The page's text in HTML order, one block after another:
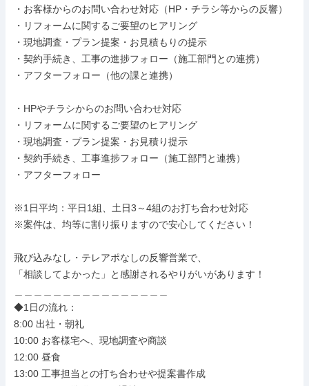
・お客様からのお問い合わせ対応（HP・チラシ等からの反響）
・リフォームに関するご要望のヒアリング
・現地調査・プラン提案・お見積もりの提示
・契約手続き、工事の進捗フォロー（施工部門との連携）
・アフターフォロー（他の課と連携）
・HPやチラシからのお問い合わせ対応
・リフォームに関するご要望のヒアリング
・現地調査・プラン提案・お見積り提示
・契約手続き、工事進捗フォロー（施工部門と連携）
・アフターフォロー
※1日平均：平日1組、土日3～4組のお打ち合わせ対応
※案件は、均等に割り振りますので安心してください！
飛び込みなし・テレアポなしの反響営業で、
「相談してよかった」と感謝されるやりがいがあります！
◆1日の流れ：
8:00 出社・朝礼
10:00 お客様宅へ、現地調査や商談
12:00 昼食
13:00 工事担当との打ち合わせや提案書作成